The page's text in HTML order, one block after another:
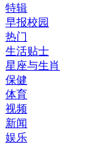
特辑
早报校园
热门
生活贴士
星座与生肖
保健
体育
视频
新闻
娱乐